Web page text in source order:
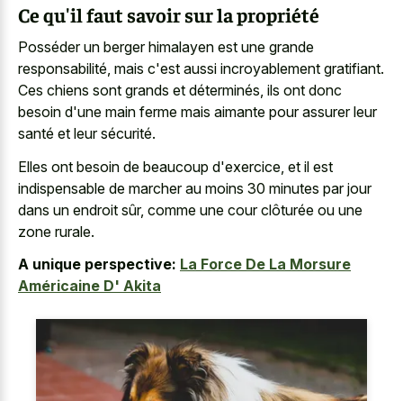
Ce qu'il faut savoir sur la propriété
Posséder un berger himalayen est une grande
responsabilité, mais c'est aussi incroyablement gratifiant.
Ces chiens sont grands et déterminés, ils ont donc
besoin d'une main ferme mais aimante pour assurer leur
santé et leur sécurité.
Elles ont besoin de beaucoup d'exercice, et il est
indispensable de marcher au moins 30 minutes par jour
dans un endroit sûr, comme une cour clôturée ou une
zone rurale.
A unique perspective: La Force De La Morsure
Américaine D' Akita